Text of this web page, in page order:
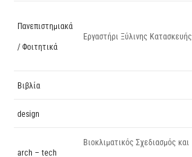
Πανεπιστημιακά
/ Φοιτητικά
Εργαστήρι Ξύλινης Κατασκευής
Βιβλία
design
arch – tech
Βιοκλιματικός Σχεδιασμός και